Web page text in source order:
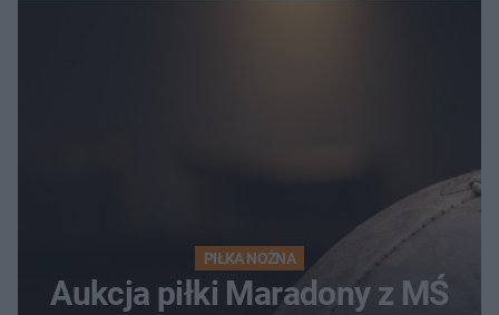
PIŁKA NOŻNA
Aukcja piłki Maradony z MŚ